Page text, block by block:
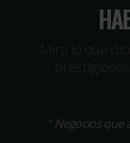
“Negocios que